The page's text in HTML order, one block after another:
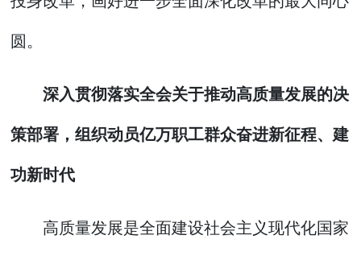
圆。
深入贯彻落实全会关于推动高质量发展的决
策部署，组织动员亿万职工群众奋进新征程、建
功新时代
高质量发展是全面建设社会主义现代化国家